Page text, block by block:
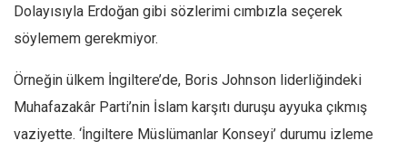
Amerika
Avustralya
Tarih
Düşünce
Dosyalar
Dolayısıyla Erdoğan gibi sözlerimi cımbızla seçerek
söylemem gerekmiyor.
Örneğin ülkem İngiltere’de, Boris Johnson liderliğindeki
Muhafazakâr Parti’nin İslam karşıtı duruşu ayyuka çıkmış
vaziyette. ‘İngiltere Müslümanlar Konseyi’ durumu izleme